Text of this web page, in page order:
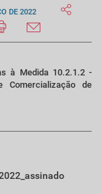
DE 2022
à Medida 10.2.1.2 -
Comercialização de